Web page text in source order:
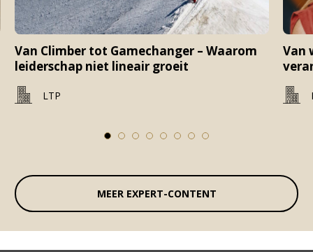
Van Climber tot Gamechanger – Waarom
leiderschap niet lineair groeit
LTP
Van
1 2 3 4 5 6 7 8
MEER EXPERT-CONTENT